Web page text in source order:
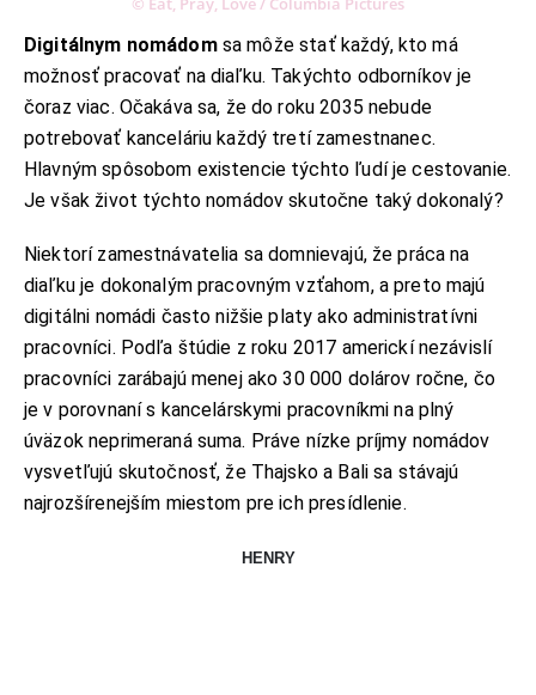
Digitálnym nomádomsa môže stať každý, kto má
možnosť pracovať na diaľku. Takýchto odborníkov je
čoraz viac. Očakáva sa, že do roku 2035 nebude
potrebovať kanceláriu každý tretí zamestnanec.
Hlavným spôsobom existencie týchto ľudí je cestovanie.
Je však život týchto nomádov skutočne taký dokonalý?
Niektorí zamestnávatelia sa domnievajú, že práca na
diaľku je dokonalým pracovným vzťahom, a preto majú
digitálni nomádi často nižšie platy ako administratívni
pracovníci. Podľa štúdie z roku 2017 americkí nezávislí
pracovníci zarábajú menej ako 30 000 dolárov ročne, čo
je v porovnaní s kancelárskymi pracovníkmi na plný
úväzok neprimeraná suma. Práve nízke príjmy nomádov
vysvetľujú skutočnosť, že Thajsko a Bali sa stávajú
najrozšírenejším miestom pre ich presídlenie.
HENRY